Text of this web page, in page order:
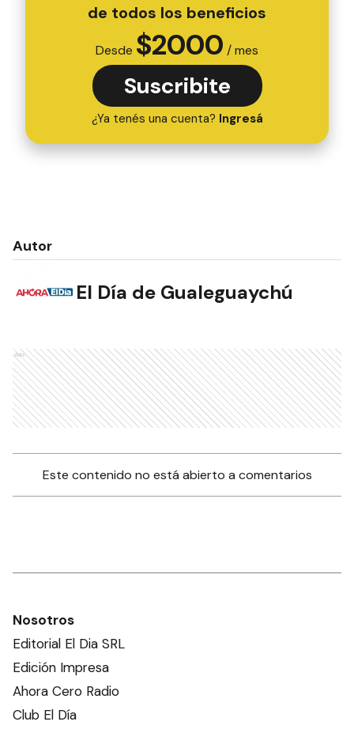
de todos los beneficios
Desde $2000 / mes
Suscribite
¿Ya tenés una cuenta? Ingresá
Autor
El Día de Gualeguaychú
Ads
Este contenido no está abierto a comentarios
Nosotros
Editorial El Dia SRL
Edición Impresa
Ahora Cero Radio
Club El Día